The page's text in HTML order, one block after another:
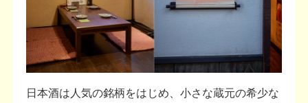
日本酒は人気の銘柄をはじめ、小さな蔵元の希少な